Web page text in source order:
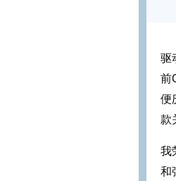
驱
前
便
款
我
和